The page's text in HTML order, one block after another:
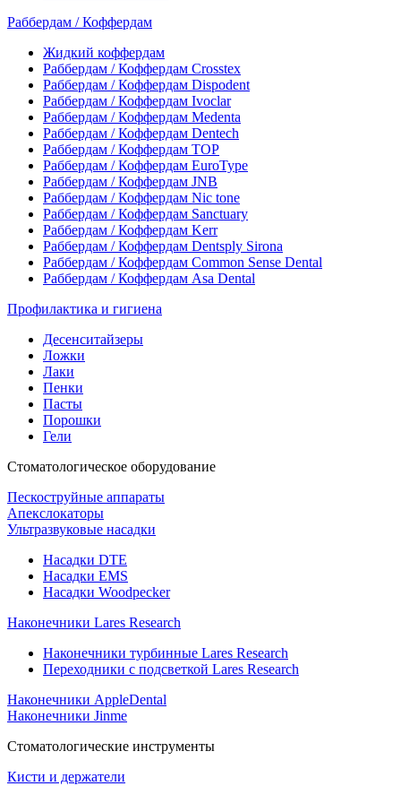
Раббердам / Коффердам
Жидкий коффердам
Раббердам / Коффердам Crosstex
Раббердам / Коффердам Dispodent
Раббердам / Коффердам Ivoclar
Раббердам / Коффердам Medenta
Раббердам / Коффердам Dentech
Раббердам / Коффердам ТОР
Раббердам / Коффердам EuroType
Раббердам / Коффердам JNB
Раббердам / Коффердам Nic tone
Раббердам / Коффердам Sanctuary
Раббердам / Коффердам Kerr
Раббердам / Коффердам Dentsply Sirona
Раббердам / Коффердам Common Sense Dental
Раббердам / Коффердам Asa Dental
Профилактика и гигиена
Десенситайзеры
Ложки
Лаки
Пенки
Пасты
Порошки
Гели
Стоматологическое оборудование
Пескоструйные аппараты
Апекслокаторы
Ультразвуковые насадки
Насадки DTE
Насадки EMS
Насадки Woodpecker
Наконечники Lares Research
Наконечники турбинные Lares Research
Переходники с подсветкой Lares Research
Наконечники AppleDental
Наконечники Jinme
Стоматологические инструменты
Кисти и держатели